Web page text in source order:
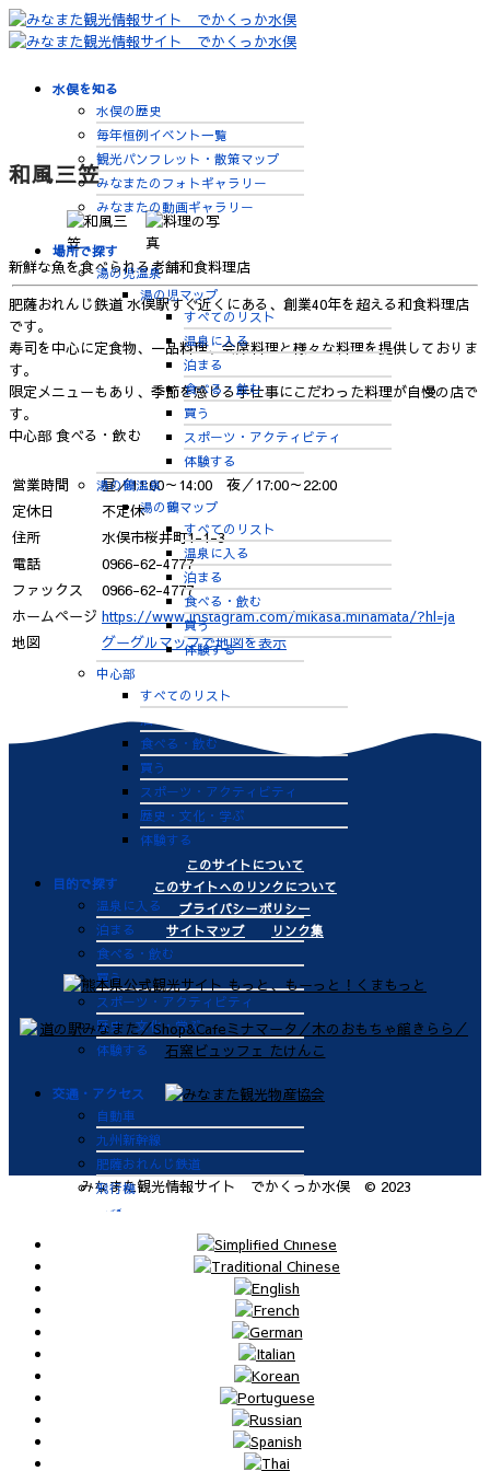
水俣を知る
水俣の歴史
毎年恒例イベント一覧
観光パンフレット・散策マップ
みなまたのフォトギャラリー
みなまたの動画ギャラリー
場所で探す
湯の児温泉
湯の児マップ
すべてのリスト
温泉に入る
泊まる
食べる・飲む
買う
スポーツ・アクティビティ
体験する
湯の鶴温泉
湯の鶴マップ
すべてのリスト
温泉に入る
泊まる
食べる・飲む
買う
体験する
中心部
すべてのリスト
泊まる
食べる・飲む
買う
スポーツ・アクティビティ
歴史・文化・学ぶ
体験する
目的で探す
温泉に入る
泊まる
食べる・飲む
買う
スポーツ・アクティビティ
歴史・文化・学ぶ
体験する
交通・アクセス
自動車
九州新幹線
肥薩おれんじ鉄道
飛行機
航路
海上タクシー定期便 時刻表
肥薩おれんじ鉄道 レンタサイク
ビジターバース（水俣港百間浮桟
和風三笠
新鮮な魚を食べられる老舗和食料理店
肥薩おれんじ鉄道 水俣駅すぐ近くにある、創業40年を超える和食料理店
です。
寿司を中心に定食物、一品料理、会席料理と様々な料理を提供しておりま
す。
限定メニューもあり、季節を感じる手仕事にこだわった料理が自慢の店で
す。
中心部 食べる・飲む
営業時間
昼／11:00～14:00 夜／17:00～22:00
定休日
不定休
住所
水俣市桜井町1-1-3
電話
0966-62-4777
ファックス
0966-62-4777
ホームページ https://www.instagram.com/mikasa.minamata/?hl=ja
地図
グーグルマップで地図を表示
このサイトについて
このサイトへのリンクについて
プライバシーポリシー
サイトマップ
リンク集
みなまた観光情報サイト でかくっか水俣 © 2023